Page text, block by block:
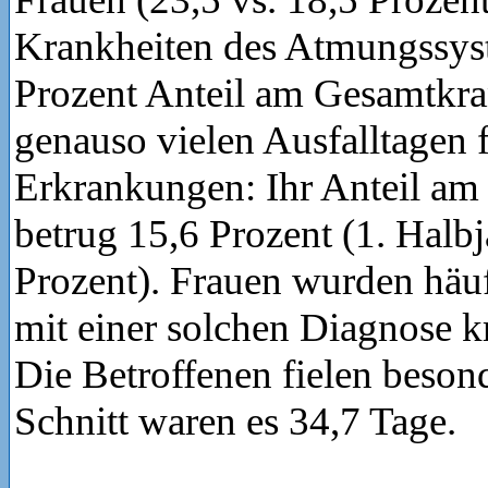
Krankheiten des
Prozent Anteil am
genauso vielen Ausfalltagen
Erkrankungen: Ihr Anteil
betrug 15,6 Prozent (1.
Prozent). Frauen wurden
mit einer solchen Diagnose
Die Betroffenen fielen
Schnitt waren es 34,7 Tage.